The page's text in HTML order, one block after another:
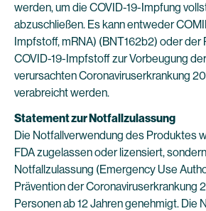
werden, um die COVID-19-Impfung
abzuschließen. Es kann entweder
Impfstoff, mRNA) (BNT162b2) oder der
COVID-19-Impfstoff zur Vorbeugung
verursachten Coronaviruserkrankung
verabreicht werden.
Statement zur Notfallzulassung
Die Notfallverwendung des Produktes
FDA zugelassen oder lizensiert,
Notfallzulassung (Emergency Use
Prävention der Coronaviruserkrankung
Personen ab 12 Jahren genehmigt. Die